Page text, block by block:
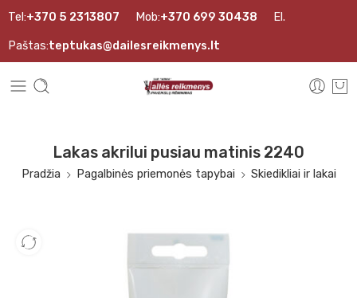
Tel:+370 5 2313807 Mob:+370 699 30438 El.
Paštas:teptukas@dailesreikmenys.lt
Lakas akrilui pusiau matinis 2240
Pradžia Pagalbinės priemonės tapybai Skiedikliai ir lakai